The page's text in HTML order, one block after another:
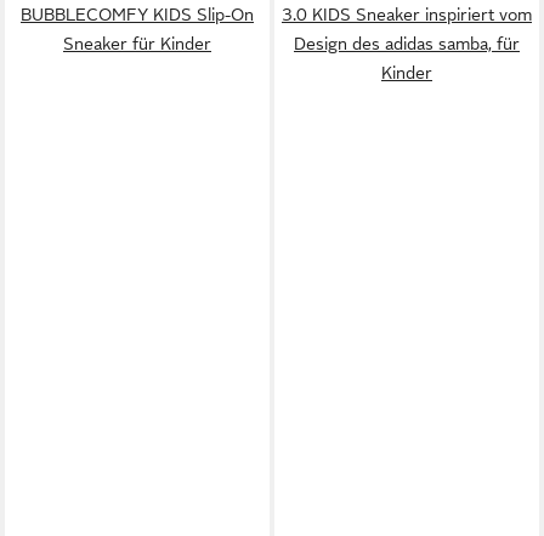
BUBBLECOMFY KIDS Slip-On
Sneaker für Kinder
3.0 KIDS Sneaker inspiriert vom
Design des adidas samba, für
Kinder